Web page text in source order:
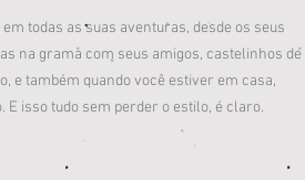
todas as suas aventuras, desde os seus
na grama com seus amigos, castelinhos de
e também quando você estiver em casa,
isso tudo sem perder o estilo, é claro.